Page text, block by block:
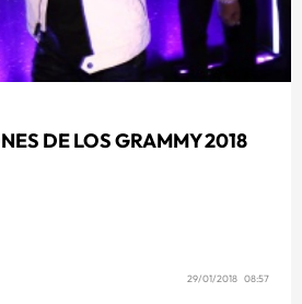
DE LOS GRAMMY 2018
29/01/2018 08:57